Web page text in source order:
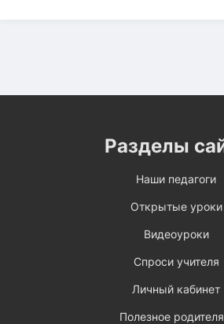
Разделы
Наши педагоги
Открытые уроки
Видеоуроки
Спроси учителя
Личный кабинет
Полезное